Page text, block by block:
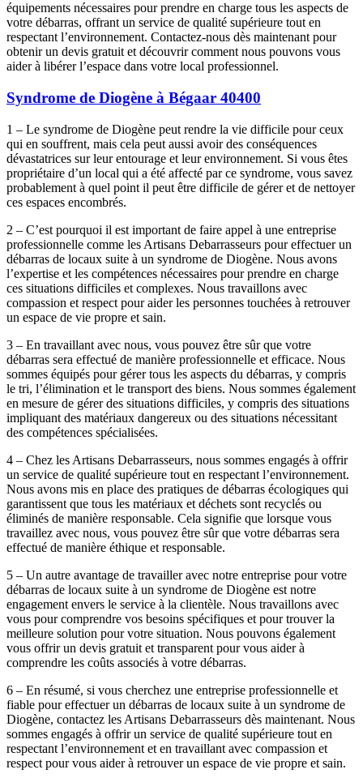
équipements nécessaires pour prendre en charge tous les aspects de
votre débarras, offrant un service de qualité supérieure tout en
respectant l’environnement. Contactez-nous dès maintenant pour
obtenir un devis gratuit et découvrir comment nous pouvons vous
aider à libérer l’espace dans votre local professionnel.
Syndrome de Diogène à Bégaar 40400
1 – Le syndrome de Diogène peut rendre la vie difficile pour ceux
qui en souffrent, mais cela peut aussi avoir des conséquences
dévastatrices sur leur entourage et leur environnement. Si vous êtes
propriétaire d’un local qui a été affecté par ce syndrome, vous savez
probablement à quel point il peut être difficile de gérer et de nettoyer
ces espaces encombrés.
2 – C’est pourquoi il est important de faire appel à une entreprise
professionnelle comme les Artisans Debarrasseurs pour effectuer un
débarras de locaux suite à un syndrome de Diogène. Nous avons
l’expertise et les compétences nécessaires pour prendre en charge
ces situations difficiles et complexes. Nous travaillons avec
compassion et respect pour aider les personnes touchées à retrouver
un espace de vie propre et sain.
3 – En travaillant avec nous, vous pouvez être sûr que votre
débarras sera effectué de manière professionnelle et efficace. Nous
sommes équipés pour gérer tous les aspects du débarras, y compris
le tri, l’élimination et le transport des biens. Nous sommes également
en mesure de gérer des situations difficiles, y compris des situations
impliquant des matériaux dangereux ou des situations nécessitant
des compétences spécialisées.
4 – Chez les Artisans Debarrasseurs, nous sommes engagés à offrir
un service de qualité supérieure tout en respectant l’environnement.
Nous avons mis en place des pratiques de débarras écologiques qui
garantissent que tous les matériaux et déchets sont recyclés ou
éliminés de manière responsable. Cela signifie que lorsque vous
travaillez avec nous, vous pouvez être sûr que votre débarras sera
effectué de manière éthique et responsable.
5 – Un autre avantage de travailler avec notre entreprise pour votre
débarras de locaux suite à un syndrome de Diogène est notre
engagement envers le service à la clientèle. Nous travaillons avec
vous pour comprendre vos besoins spécifiques et pour trouver la
meilleure solution pour votre situation. Nous pouvons également
vous offrir un devis gratuit et transparent pour vous aider à
comprendre les coûts associés à votre débarras.
6 – En résumé, si vous cherchez une entreprise professionnelle et
fiable pour effectuer un débarras de locaux suite à un syndrome de
Diogène, contactez les Artisans Debarrasseurs dès maintenant. Nous
sommes engagés à offrir un service de qualité supérieure tout en
respectant l’environnement et en travaillant avec compassion et
respect pour vous aider à retrouver un espace de vie propre et sain.